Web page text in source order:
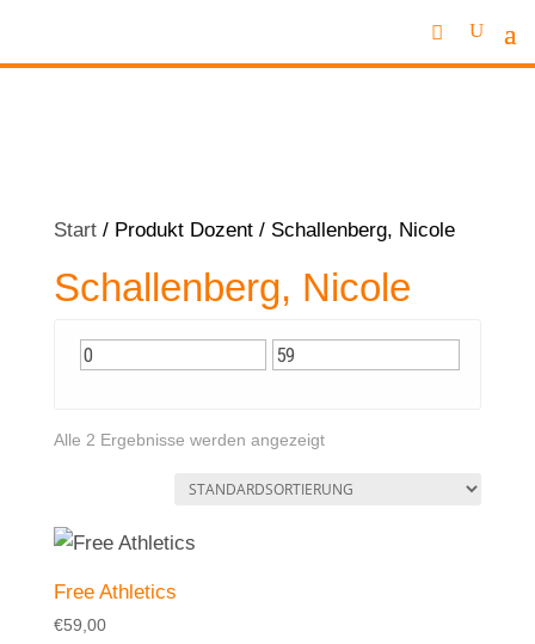
Start/ Produkt Dozent / Schallenberg, Nicole
Schallenberg, Nicole
Alle 2 Ergebnisse werden angezeigt
Free Athletics
€59,00